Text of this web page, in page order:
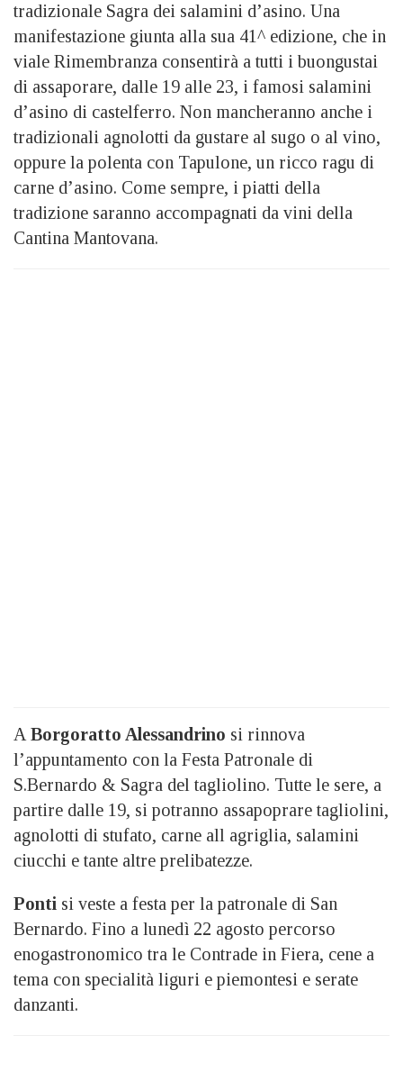
tradizionale Sagra dei salamini d’asino. Una
manifestazione giunta alla sua 41^ edizione, che in
viale Rimembranza consentirà a tutti i buongustai
di assaporare, dalle 19 alle 23, i famosi salamini
d’asino di castelferro. Non mancheranno anche i
tradizionali agnolotti da gustare al sugo o al vino,
oppure la polenta con Tapulone, un ricco ragu di
carne d’asino. Come sempre, i piatti della
tradizione saranno accompagnati da vini della
Cantina Mantovana.
A Borgoratto Alessandrino si rinnova
l’appuntamento con la Festa Patronale di
S.Bernardo & Sagra del tagliolino. Tutte le sere, a
partire dalle 19, si potranno assapoprare tagliolini,
agnolotti di stufato, carne all agriglia, salamini
ciucchi e tante altre prelibatezze.
Ponti si veste a festa per la patronale di San
Bernardo. Fino a lunedì 22 agosto percorso
enogastronomico tra le Contrade in Fiera, cene a
tema con specialità liguri e piemontesi e serate
danzanti.